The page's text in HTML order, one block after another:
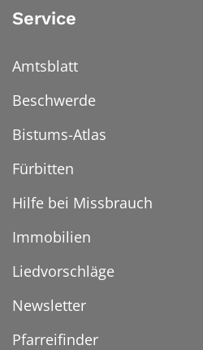
Service
Amtsblatt
Beschwerde
Bistums-Atlas
Fürbitten
Hilfe bei Missbrauch
Immobilien
Liedvorschläge
Newsletter
Pfarreifinder